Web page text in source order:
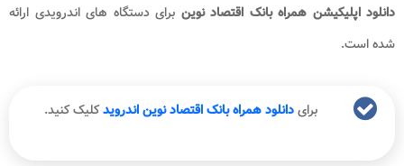
دانلود اپلیکیشن همراه بانک اقتصاد نوین برای دستگاه های اندرویدی ارائه
شده است.
برایدانلود همراه بانک اقتصاد نوین اندرویدکلیک کنید.